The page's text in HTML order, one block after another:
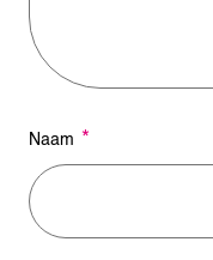
Naam *
e
: